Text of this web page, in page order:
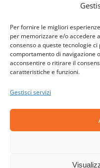
Per fornire le migliori
per memorizzare e/o accedere
consenso a queste tecnologie
comportamento di navigazione
acconsentire o ritirare il
caratteristiche e funzioni.
Gestisci servizi
EVENTI
Notice
Non ci sono
© Copyright 2006 -
Senza Confini -